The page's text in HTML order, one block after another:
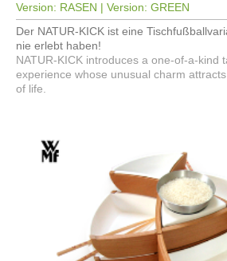
Version: RASEN | Version: GREEN
Der NATUR-KICK ist eine
nie erlebt haben!
NATUR-KICK introduces a one-of-a-kind
experience whose unusual charm
of life.